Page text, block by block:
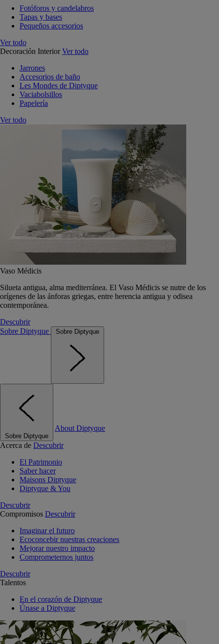
Fotóforos y candelabros
Tapas y bases
Pequeños accesorios
Ver todo
Decoración Interior Ver todo
Jarrones
Accesorios de baño
Les Mondes de Diptyque
Vaciabolsillos
Papelería
Ver todo
Vaso Médicis
Silueta antigua, alma mediterránea. El Vaso Médicis se nutre de los
orígenes de las ánforas griegas, entre herencia antigua y odisea
contemporánea.
Descubrir
Sobre Diptyque
Sobre Diptyque
Sobre Diptyque
About Diptyque
Acerca de Descubrir
El Patrimonio
Saber hacer
Maisons Diptyque
Diptyque & You
Descubrir
Compromisos Descubrir
Imaginar el futuro
Ecoconcebir nuestras creaciones
Mejorar nuestro impacto
Comprometernos juntos
Descubrir
Talentos
En el corazón de Diptyque
Únase a Diptyque